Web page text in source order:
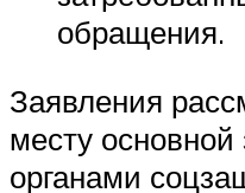
обращения.
Заявления
месту
органами